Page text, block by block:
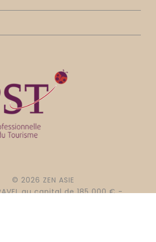
© 2026 ZEN ASIE
au capital de 185 000 € -